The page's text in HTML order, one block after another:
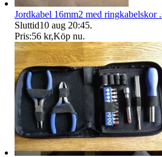
Jordkabel 16mm2 med ringkabelskor
Sluttid10 aug 20:45.
Pris:56 kr,Köp nu.